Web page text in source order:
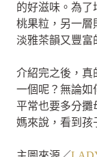
的好滋味。為了
桃果粒，另一層
淡雅茶韻又豐富
介紹完之後，真
一個呢？無論如
平常也要多分攤
媽來說，看到孩